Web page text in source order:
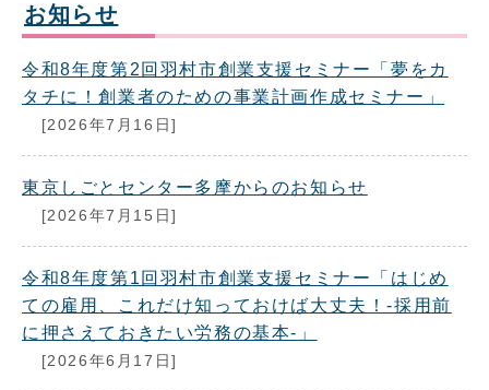
お知らせ
令和8年度第2回羽村市創業支援セミナー「夢をカ
タチに！創業者のための事業計画作成セミナー」
[2026年7月16日]
東京しごとセンター多摩からのお知らせ
[2026年7月15日]
令和8年度第1回羽村市創業支援セミナー「はじめ
ての雇用、これだけ知っておけば大丈夫！-採用前
に押さえておきたい労務の基本-」
[2026年6月17日]